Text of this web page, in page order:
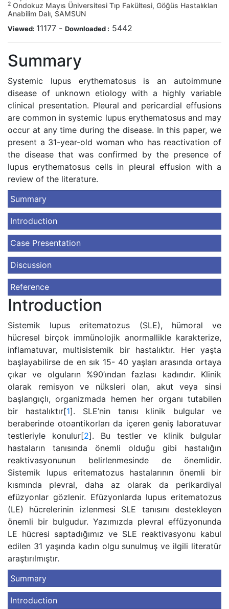
2 Ondokuz Mayıs Üniversitesi Tıp Fakültesi, Göğüs Hastalıkları
Anabilim Dalı, SAMSUN
Viewed: 11177 - Downloaded : 5442
Summary
Systemic lupus erythematosus is an autoimmune
disease of unknown etiology with a highly variable
clinical presentation. Pleural and pericardial effusions
are common in systemic lupus erythematosus and may
occur at any time during the disease. In this paper, we
present a 31-year-old woman who has reactivation of
the disease that was confirmed by the presence of
lupus erythematosus cells in pleural effusion with a
review of the literature.
Summary
Introduction
Case Presentation
Discussion
Reference
Introduction
Sistemik lupus eritematozus (SLE), hümoral ve
hücresel birçok immünolojik anormallikle karakterize,
inflamatuvar, multisistemik bir hastalıktır. Her yaşta
başlayabilirse de en sık 15- 40 yaşları arasında ortaya
çıkar ve olguların %90’ından fazlası kadındır. Klinik
olarak remisyon ve nüksleri olan, akut veya sinsi
başlangıçlı, organizmada hemen her organı tutabilen
bir hastalıktır[1]. SLE’nin tanısı klinik bulgular ve
beraberinde otoantikorları da içeren geniş laboratuvar
testleriyle konulur[2]. Bu testler ve klinik bulgular
hastaların tanısında önemli olduğu gibi hastalığın
reaktivasyonunun belirlenmesinde de önemlidir.
Sistemik lupus eritematozus hastalarının önemli bir
kısmında plevral, daha az olarak da perikardiyal
efüzyonlar gözlenir. Efüzyonlarda lupus eritematozus
(LE) hücrelerinin izlenmesi SLE tanısını destekleyen
önemli bir bulgudur. Yazımızda plevral effüzyonunda
LE hücresi saptadığımız ve SLE reaktivasyonu kabul
edilen 31 yaşında kadın olgu sunulmuş ve ilgili literatür
araştırılmıştır.
Summary
Introduction